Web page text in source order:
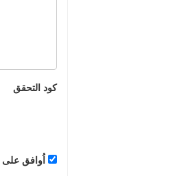
كود التحقق
اُوافق على